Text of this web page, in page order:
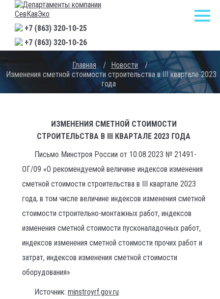
+7 (863) 320-10-25
+7 (863) 320-10-26
Главная / Новости
/
Изменения сметной стоимости строительства в III квартале 2023
года
ИЗМЕНЕНИЯ СМЕТНОЙ СТОИМОСТИ
СТРОИТЕЛЬСТВА В III КВАРТАЛЕ 2023 ГОДА
Письмо Минстроя России от 10.08.2023 № 21491-
ОГ/09 «О рекомендуемой величине индексов изменения
сметной стоимости строительства в III квартале 2023
года, в том числе величине индексов изменения сметной
стоимости строительно-монтажных работ, индексов
изменения сметной стоимости пусконаладочных работ,
индексов изменения сметной стоимости прочих работ и
затрат, индексов изменения сметной стоимости
оборудования»
Источник: minstroyrf.gov.ru